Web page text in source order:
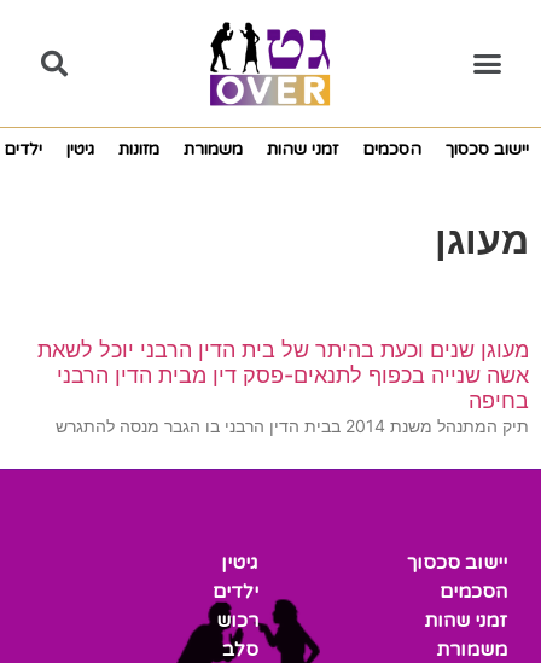
יישוב סכסוך הסכמים זמני שהות משמורת מזונות גיטין ילדים
מעוגן
מעוגן שנים וכעת בהיתר של בית הדין הרבני יוכל לשאת
אשה שנייה בכפוף לתנאים-פסק דין מבית הדין הרבני
בחיפה
תיק המתנהל משנת 2014 בבית הדין הרבני בו הגבר מנסה להתגרש
יישוב סכסוך
הסכמים
זמני שהות
משמורת
גיטין
ילדים
רכוש
סלב